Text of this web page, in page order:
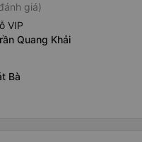
giá)
VIP
Quang Khải
Bà